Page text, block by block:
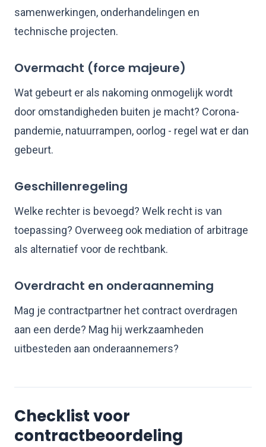
samenwerkingen, onderhandelingen en
technische projecten.
Overmacht (force majeure)
Wat gebeurt er als nakoming onmogelijk wordt
door omstandigheden buiten je macht? Corona-
pandemie, natuurrampen, oorlog - regel wat er dan
gebeurt.
Geschillenregeling
Welke rechter is bevoegd? Welk recht is van
toepassing? Overweeg ook mediation of arbitrage
als alternatief voor de rechtbank.
Overdracht en onderaanneming
Mag je contractpartner het contract overdragen
aan een derde? Mag hij werkzaamheden
uitbesteden aan onderaannemers?
Checklist voor
contractbeoordeling